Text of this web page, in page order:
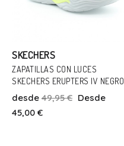
SKECHERS
ZAPATILLAS CON LUCES
SKECHERS ERUPTERS IV NEGRO
desde 49,95 € Desde
45,00 €